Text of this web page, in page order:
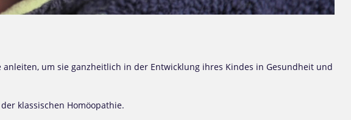
um sie ganzheitlich in der Entwicklung ihres Kindes in Gesundheit und
klassischen Homöopathie.